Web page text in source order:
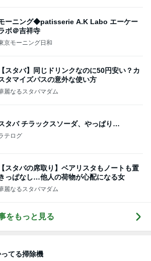
ーニング◆patisserie A.K Labo エーケー
ボ＠吉祥寺
京モーニング日和
【スタバ】同じドリンクなのに50円安い？カ
タマイズパスの意外な使い方
麗なるスタバマダム
タバ チラックスソーダ、やっぱり…
テログ
【スタバの席取り】ベアリスタもノートも置
っぱなし…他人の荷物が心配になる女
麗なるスタバマダム
をもっと見る
てる掃除機